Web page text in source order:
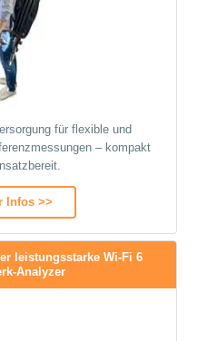
für flexible und
– kompakt
Infos >>
leistungsstarke Wi-Fi 6
Analyzer